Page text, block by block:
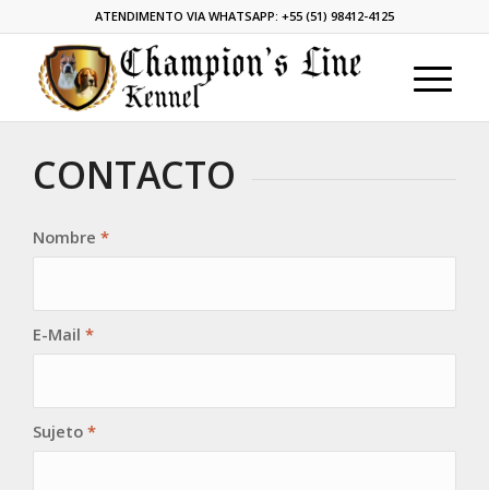
ATENDIMENTO VIA WHATSAPP: +55 (51) 98412-4125
CONTACTO
Nombre *
E-Mail *
Sujeto *